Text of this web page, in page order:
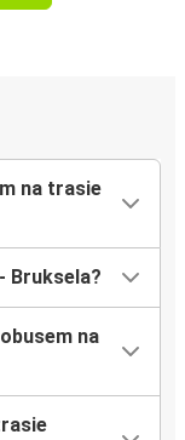
na trasie
Bruksela?
na